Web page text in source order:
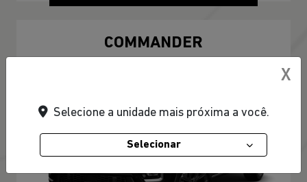
COMMANDER
X
Selecione a unidade mais próxima a você.
Selecionar